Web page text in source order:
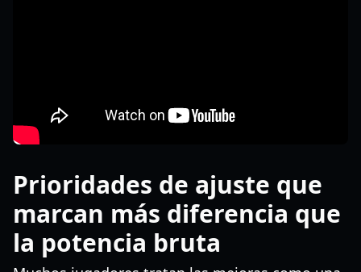
Prioridades de ajuste que
marcan más diferencia que
la potencia bruta